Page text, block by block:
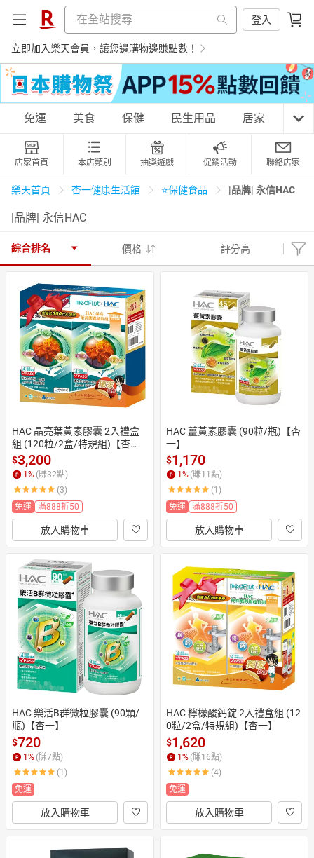
登入
立即加入樂天會員，讓您邊購物邊賺點數！
購物網分類
天天免運 美食蛋糕 養生保健 民生用品
居家生活 3C家電 親子玩具
女裝 男裝 化妝保養 情趣用品
日本購物 電子/紙本書
HOT
免運 美食 保健 民生用品 居家 3C
店家首頁 本店類別 抽獎遊戲 促銷活動 聯絡店家
樂天首頁 杏一健康生活館 ⭐️保健食品 |品牌| 永信HAC
|品牌| 永信HAC
綜合排名 價格 評分高
HAC 晶亮葉黃素膠囊 2入禮盒
組 (120粒/2盒/特規組)【杏
一】
$3,200
1 % (賺32點)
(3)
免運
滿888折50
放入購物車
HAC 薑黃素膠囊 (90粒/瓶)【杏
一】
$1,170
1 % (賺11 點)
(1)
免運
滿888折50
放入購物車
HAC 樂活B群微粒膠囊 (90顆/
瓶)【杏一】
$720
1% (賺7點)
(1)
免運
放入購物車
HAC 檸檬酸鈣錠 2入禮盒組 (12
0粒/2盒/特規組)【杏一】
$1,620
1% (賺16點)
(4)
免運
放入購物車